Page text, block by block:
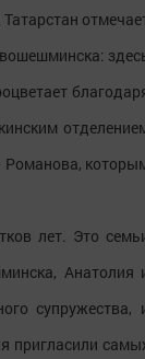
Романова,
лет. Это
Анатолия
супружества,
пригласили